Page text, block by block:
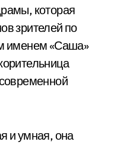
которая
зрителей по
именем «Саша»
и умная, она